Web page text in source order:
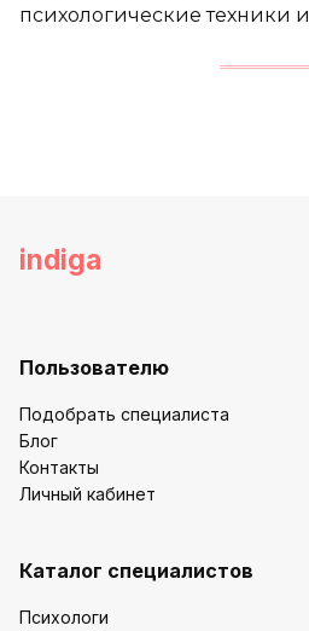
психологические техники и
indiga
Пользователю
Подобрать специалиста
Блог
Контакты
Личный кабинет
Каталог специалистов
Психологи